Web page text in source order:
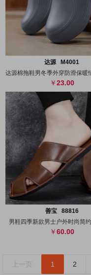
代发
达源 M4001
23.00
代发
善宝 88816
男鞋四季新款男士户外时尚简
60.00
上一页 1 2